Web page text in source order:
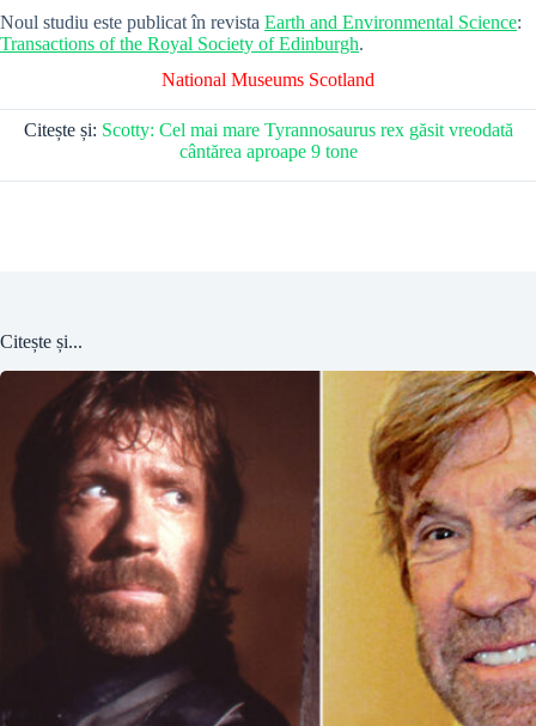
Noul studiu este publicat în revista Earth and Environmental Science:
Transactions of the Royal Society of Edinburgh.
National Museums Scotland
Citește și: Scotty: Cel mai mare Tyrannosaurus rex găsit vreodată
cântărea aproape 9 tone
Citește și...